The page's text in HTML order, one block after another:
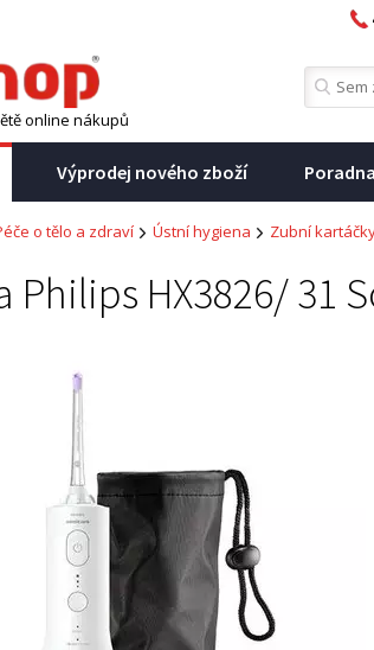
online nákupů
Výprodej nového zboží Poradna
o tělo a zdraví Ústní hygiena Zubní
Philips HX3826/ 31